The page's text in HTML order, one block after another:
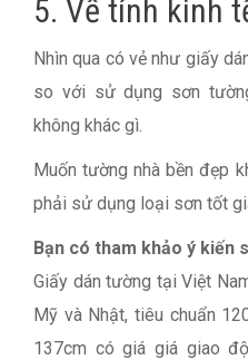
5. Về tính kinh
Nhìn qua có vẻ như giấy
so với sử dụng sơn
không khác gì.
Muốn tường nhà bền đẹp
phải sử dụng loại sơn tốt
Bạn có tham khảo ý kiến
Giấy dán tường tại Việt
Mỹ và Nhật, tiêu chuẩn
137cm có giá giá giao